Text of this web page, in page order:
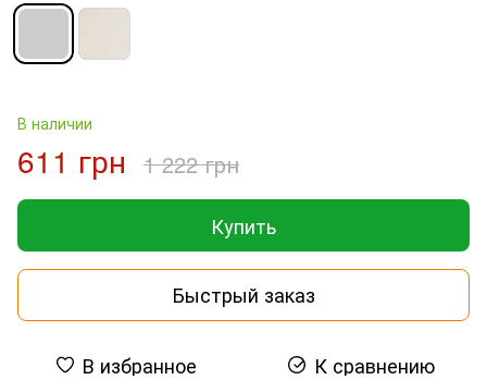
В наличии
611 грн 1 222 грн
Купить
Быстрый заказ
В избранное К сравнению